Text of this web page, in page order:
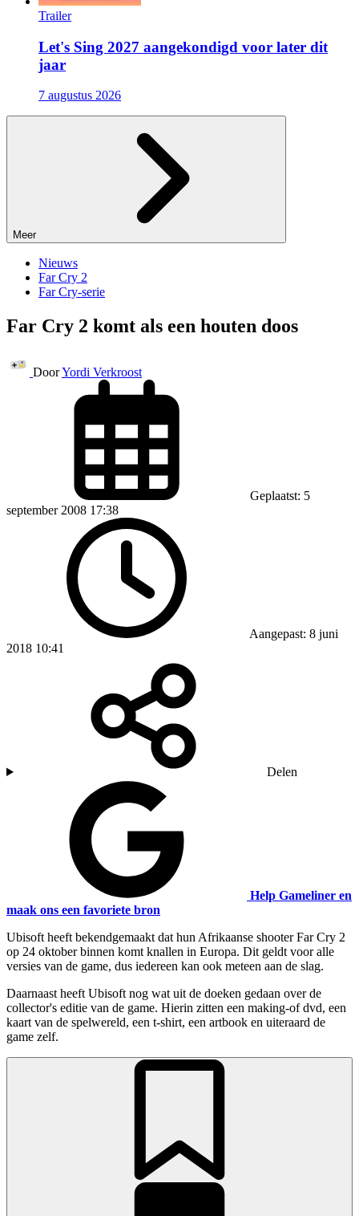
Trailer
Let's Sing 2027 aangekondigd voor later dit
jaar
7 augustus 2026
Meer
Nieuws
Far Cry 2
Far Cry-serie
Far Cry 2 komt als een houten doos
DoorYordi Verkroost
Geplaatst: 5
september 2008 17:38
Aangepast: 8 juni
2018 10:41
Delen
Help Gameliner en
maak ons een favoriete bron
Ubisoft heeft bekendgemaakt dat hun Afrikaanse shooter Far Cry 2
op 24 oktober binnen komt knallen in Europa. Dit geldt voor alle
versies van de game, dus iedereen kan ook meteen aan de slag.
Daarnaast heeft Ubisoft nog wat uit de doeken gedaan over de
collector's editie van de game. Hierin zitten een making-of dvd, een
kaart van de spelwereld, een t-shirt, een artbook en uiteraard de
game zelf.